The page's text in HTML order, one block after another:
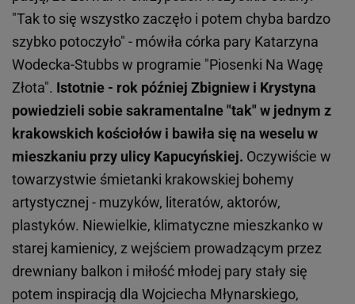
"Tak to się wszystko zaczęło i potem chyba bardzo
szybko potoczyło" - mówiła córka pary Katarzyna
Wodecka-Stubbs w programie "Piosenki Na Wagę
Złota". Istotnie - rok później Zbigniew i Krystyna
powiedzieli sobie sakramentalne "tak" w jednym z
krakowskich kościołów i bawiła się na weselu w
mieszkaniu przy ulicy Kapucyńskiej. Oczywiście w
towarzystwie śmietanki krakowskiej bohemy
artystycznej - muzyków, literatów, aktorów,
plastyków. Niewielkie, klimatyczne mieszkanko w
starej kamienicy, z wejściem prowadzącym przez
drewniany balkon i miłość młodej pary stały się
potem inspiracją dla Wojciecha Młynarskiego,